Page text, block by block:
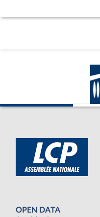
OPEN DATA